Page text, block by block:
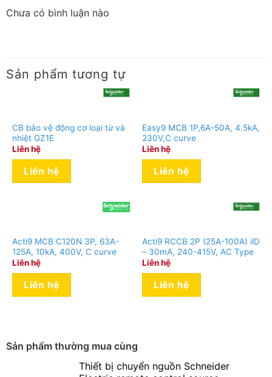
Chưa có bình luận nào
Sản phẩm tương tự
CB bảo vệ động cơ loại từ và
nhiệt GZ1E
Liên hệ
Liên hệ
Easy9 MCB 1P,6A-50A, 4.5kA,
230V,C curve
Liên hệ
Liên hệ
Acti9 MCB C120N 3P, 63A-
125A, 10kA, 400V, C curve
Liên hệ
Liên hệ
Acti9 RCCB 2P (25A-100A) ilD
– 30mA, 240-415V, AC Type
Liên hệ
Liên hệ
Sản phẩm thường mua cùng
Thiết bị chuyển nguồn Schneider